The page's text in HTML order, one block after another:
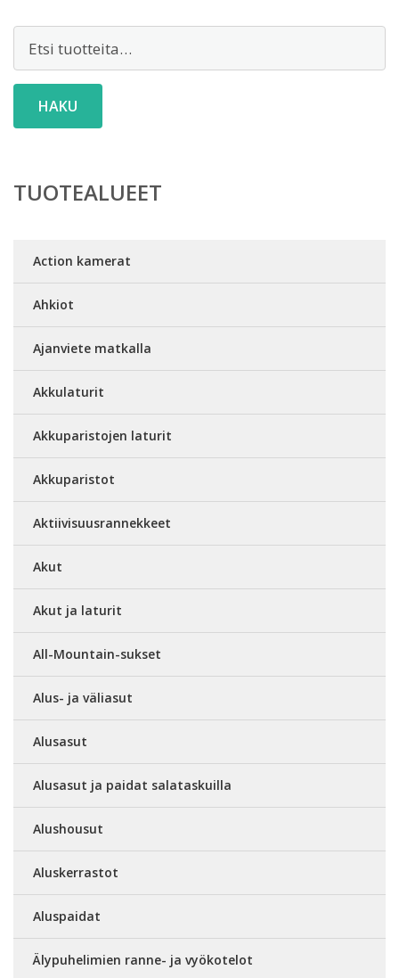
HAKU
TUOTEALUEET
Action kamerat
Ahkiot
Ajanviete matkalla
Akkulaturit
Akkuparistojen laturit
Akkuparistot
Aktiivisuusrannekkeet
Akut
Akut ja laturit
All-Mountain-sukset
Alus- ja väliasut
Alusasut
Alusasut ja paidat salataskuilla
Alushousut
Aluskerrastot
Aluspaidat
Älypuhelimien ranne- ja vyökotelot